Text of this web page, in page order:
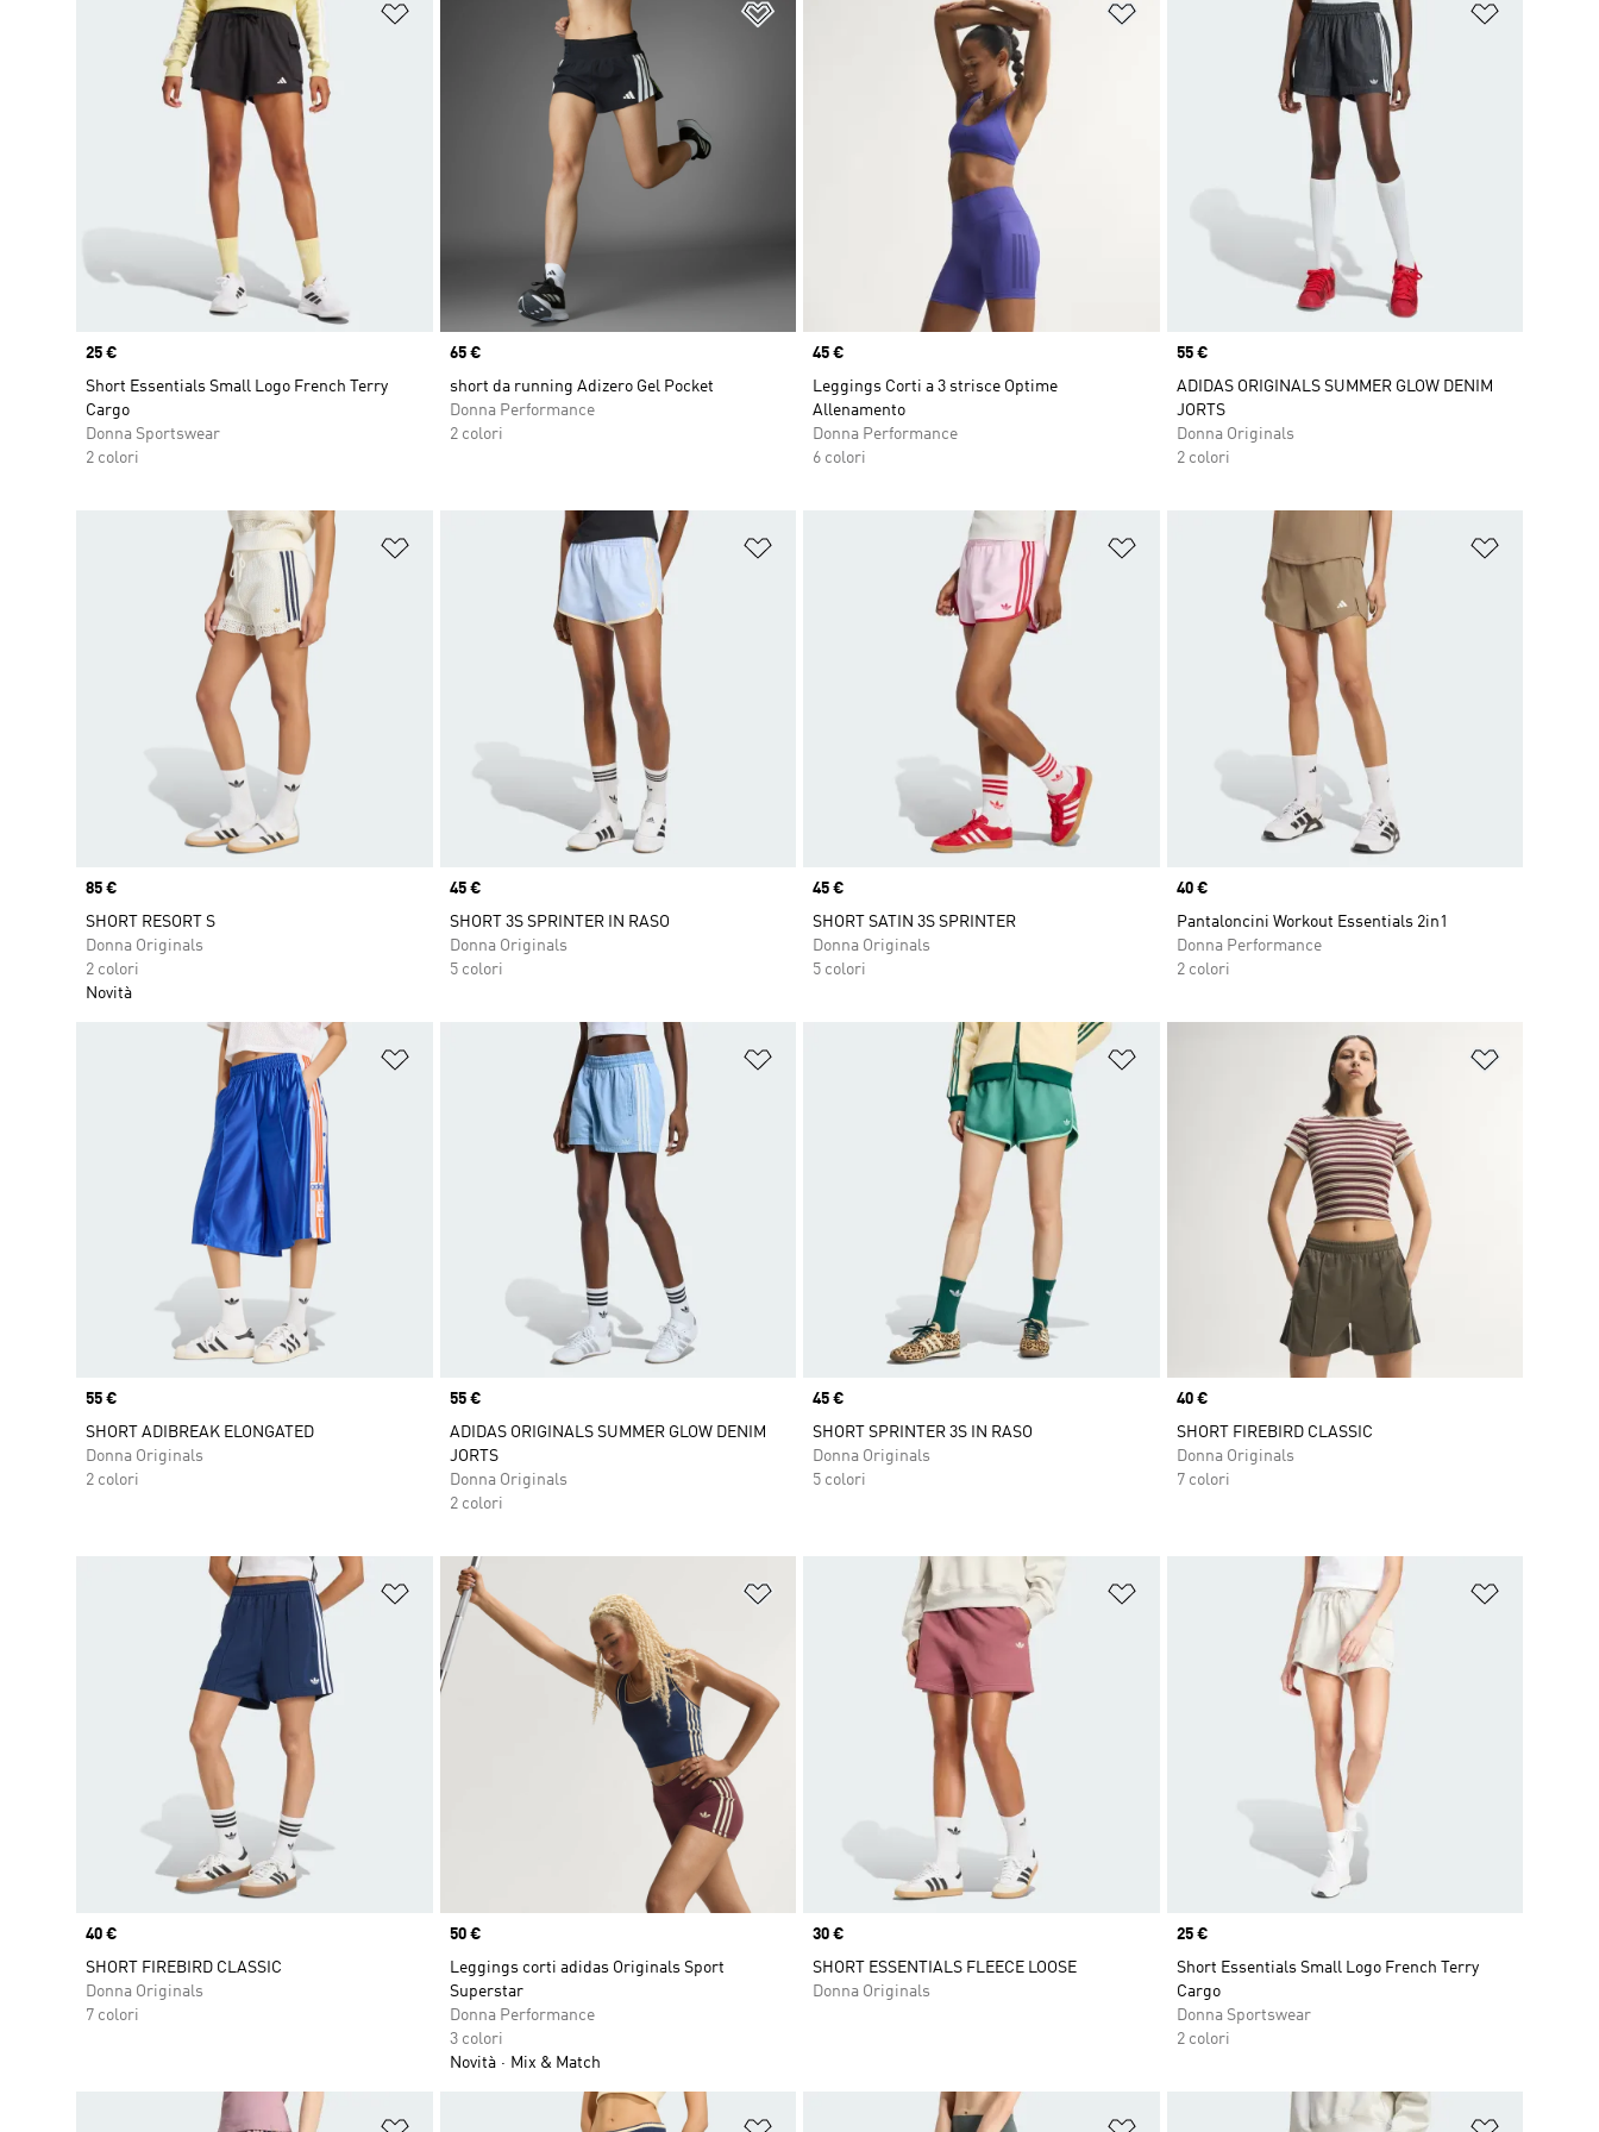
Aggiungi alla lista dei desideri
Price
25 €
Short Essentials Small Logo French Terry
Cargo
Donna Sportswear
2 colori
Aggiungi alla lista dei desideri
Price
65 €
short da running Adizero Gel Pocket
Donna Performance
2 colori
Aggiungi alla lista dei desideri
Price
45 €
Leggings Corti a 3 strisce Optime
Allenamento
Donna Performance
6 colori
Price
55 €
ADIDAS ORIGINALS SUMMER GLOW DENIM
JORTS
Donna Originals
2 colori
Aggiungi alla lista dei desideri
Price
85 €
SHORT RESORT S
Donna Originals
2 colori
Novità
Aggiungi alla lista dei desideri
Price
45 €
SHORT 3S SPRINTER IN RASO
Donna Originals
5 colori
Aggiungi alla lista dei desideri
Price
45 €
SHORT SATIN 3S SPRINTER
Donna Originals
5 colori
Price
40 €
Pantaloncini Workout Essentials 2in1
Donna Performance
2 colori
Aggiungi alla lista dei desideri
Price
55 €
SHORT ADIBREAK ELONGATED
Donna Originals
2 colori
Aggiungi alla lista dei desideri
Price
55 €
ADIDAS ORIGINALS SUMMER GLOW DENIM
JORTS
Donna Originals
2 colori
Aggiungi alla lista dei desideri
Price
45 €
SHORT SPRINTER 3S IN RASO
Donna Originals
5 colori
Price
40 €
SHORT FIREBIRD CLASSIC
Donna Originals
7 colori
Aggiungi alla lista dei desideri
Price
40 €
SHORT FIREBIRD CLASSIC
Donna Originals
7 colori
Aggiungi alla lista dei desideri
Price
50 €
Leggings corti adidas Originals Sport
Superstar
Donna Performance
3 colori
Novità
Mix & Match
Aggiungi alla lista dei desideri
Price
30 €
SHORT ESSENTIALS FLEECE LOOSE
Donna Originals
Price
25 €
Short Essentials Small Logo French Terry
Cargo
Donna Sportswear
2 colori
Aggiungi alla lista dei desideri Aggiungi alla lista dei desideri Aggiungi alla lista dei desideri